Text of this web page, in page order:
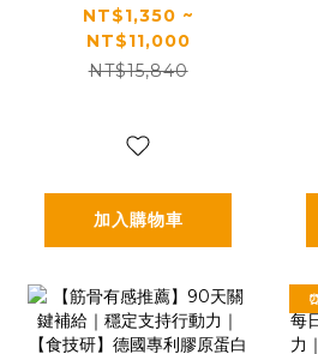
PLUS+｜✅正品保
證｜【太陽星】全
效克菲爾益生菌晚
盒，多規格)
NT$1,350 ~
NT$11,000
NT$15,840
加入購物車